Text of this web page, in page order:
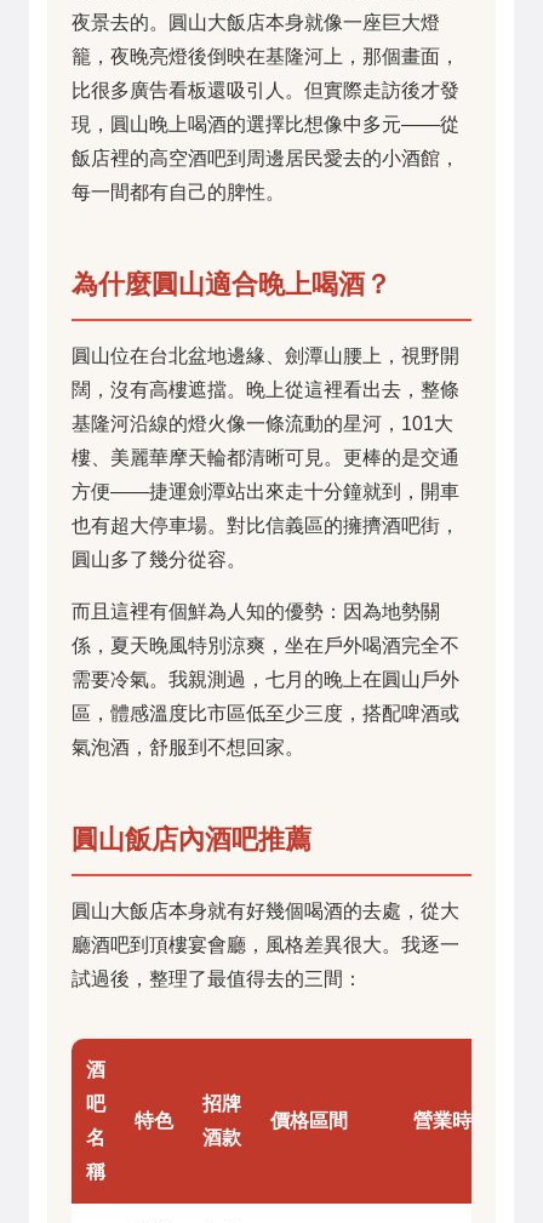
夜景去的。圓山大飯店本身就像一座巨大燈
籠，夜晚亮燈後倒映在基隆河上，那個畫面，
比很多廣告看板還吸引人。但實際走訪後才發
現，圓山晚上喝酒的選擇比想像中多元——從
飯店裡的高空酒吧到周邊居民愛去的小酒館，
每一間都有自己的脾性。
為什麼圓山適合晚上喝酒？
圓山位在台北盆地邊緣、劍潭山腰上，視野開
闊，沒有高樓遮擋。晚上從這裡看出去，整條
基隆河沿線的燈火像一條流動的星河，101大
樓、美麗華摩天輪都清晰可見。更棒的是交通
方便——捷運劍潭站出來走十分鐘就到，開車
也有超大停車場。對比信義區的擁擠酒吧街，
圓山多了幾分從容。
而且這裡有個鮮為人知的優勢：因為地勢關
係，夏天晚風特別涼爽，坐在戶外喝酒完全不
需要冷氣。我親測過，七月的晚上在圓山戶外
區，體感溫度比市區低至少三度，搭配啤酒或
氣泡酒，舒服到不想回家。
圓山飯店內酒吧推薦
圓山大飯店本身就有好幾個喝酒的去處，從大
廳酒吧到頂樓宴會廳，風格差異很大。我逐一
試過後，整理了最值得去的三間：
酒
吧
名
稱
特色
招牌
酒款
價格區間 營業時間